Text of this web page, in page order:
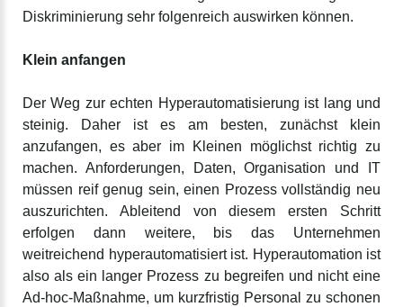
Diskriminierung sehr folgenreich auswirken können.
Klein anfangen
Der Weg zur echten Hyperautomatisierung ist lang und
steinig. Daher ist es am besten, zunächst klein
anzufangen, es aber im Kleinen möglichst richtig zu
machen. Anforderungen, Daten, Organisation und IT
müssen reif genug sein, einen Prozess vollständig neu
auszurichten. Ableitend von diesem ersten Schritt
erfolgen dann weitere, bis das Unternehmen
weitreichend hyperautomatisiert ist. Hyperautomation ist
also als ein langer Prozess zu begreifen und nicht eine
Ad-hoc-Maßnahme, um kurzfristig Personal zu schonen